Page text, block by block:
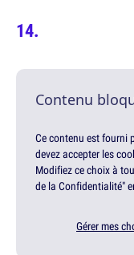
Contenu
Ce contenu est fourni
devez accepter les
Modifiez ce choix à
de la Confidentialité"
Gérer mes